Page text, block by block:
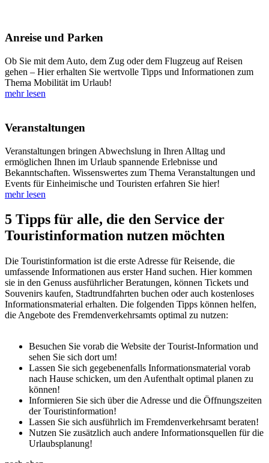
Anreise und Parken
Ob Sie mit dem Auto, dem Zug oder dem Flugzeug auf Reisen
gehen – Hier erhalten Sie wertvolle Tipps und Informationen zum
Thema Mobilität im Urlaub!
mehr lesen
Veranstaltungen
Veranstaltungen bringen Abwechslung in Ihren Alltag und
ermöglichen Ihnen im Urlaub spannende Erlebnisse und
Bekanntschaften. Wissenswertes zum Thema Veranstaltungen und
Events für Einheimische und Touristen erfahren Sie hier!
mehr lesen
5 Tipps für alle, die den Service der
Touristinformation nutzen möchten
Die Touristinformation ist die erste Adresse für Reisende, die
umfassende Informationen aus erster Hand suchen. Hier kommen
sie in den Genuss ausführlicher Beratungen, können Tickets und
Souvenirs kaufen, Stadtrundfahrten buchen oder auch kostenloses
Informationsmaterial erhalten. Die folgenden Tipps können helfen,
die Angebote des Fremdenverkehrsamts optimal zu nutzen:
Besuchen Sie vorab die Website der Tourist-Information und
sehen Sie sich dort um!
Lassen Sie sich gegebenenfalls Informationsmaterial vorab
nach Hause schicken, um den Aufenthalt optimal planen zu
können!
Informieren Sie sich über die Adresse und die Öffnungszeiten
der Touristinformation!
Lassen Sie sich ausführlich im Fremdenverkehrsamt beraten!
Nutzen Sie zusätzlich auch andere Informationsquellen für die
Urlaubsplanung!